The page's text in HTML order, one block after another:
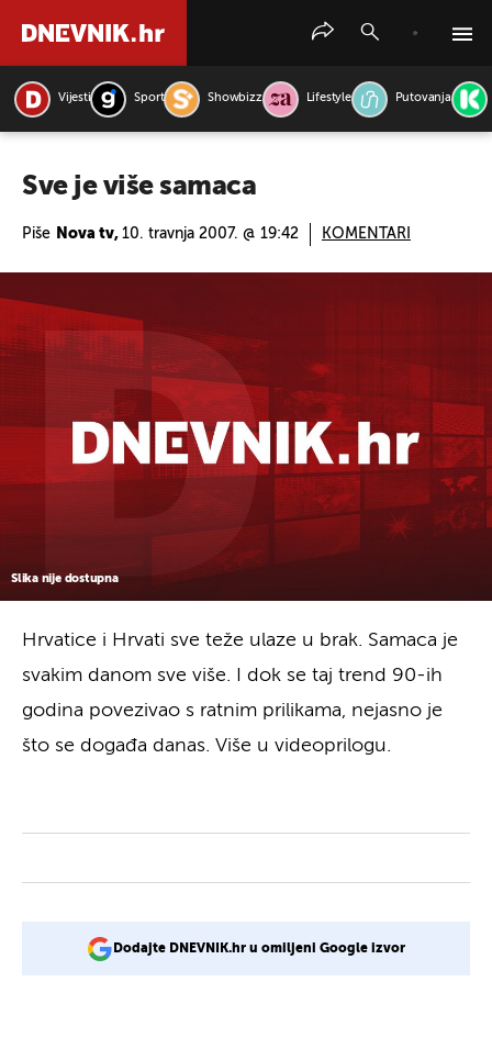
Vijesti Sport Showbizz Lifestyle Putovanja
Sve je više samaca
Piše Nova tv, 10. travnja 2007. @ 19:42 KOMENTARI
Slika nije dostupna
Hrvatice i Hrvati sve teže ulaze u brak. Samaca je
svakim danom sve više. I dok se taj trend 90-ih
godina povezivao s ratnim prilikama, nejasno je
što se događa danas. Više u videoprilogu.
Dodajte DNEVNIK.hr u omiljeni Google izvor
PRETRAŽITE VIJESTI